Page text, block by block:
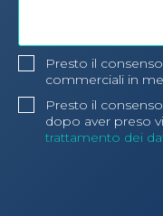
Presto il
commerciali in
Presto il
dopo aver preso
trattamento dei